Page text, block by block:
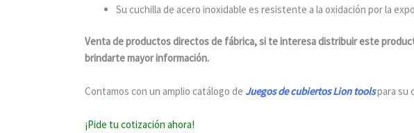
Su cuchilla de acero inoxidable es resistente a la oxidación por la
Venta de productos directos de fábrica, si te interesa distribuir este
brindarte mayor información.
Contamos con un amplio catálogo de Juegos de cubiertos Lion toolspara su
¡Pide tu cotización ahora!